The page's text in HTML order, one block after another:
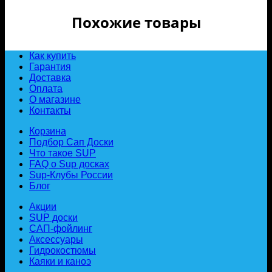
Похожие товары
Как купить
Гарантия
Доставка
Оплата
О магазине
Контакты
Корзина
Подбор Сап Доски
Что такое SUP
FAQ о Sup досках
Sup-Клубы России
Блог
Акции
SUP доски
САП-фойлинг
Аксессуары
Гидрокостюмы
Каяки и каноэ